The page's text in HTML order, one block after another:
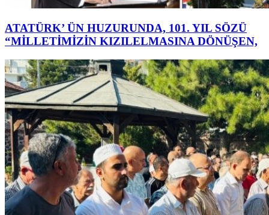
ATATÜRK’ ÜN HUZURUNDA, 101. YIL SÖZÜ
“MİLLETİMİZİN KIZILELMASINA DÖNÜŞEN,